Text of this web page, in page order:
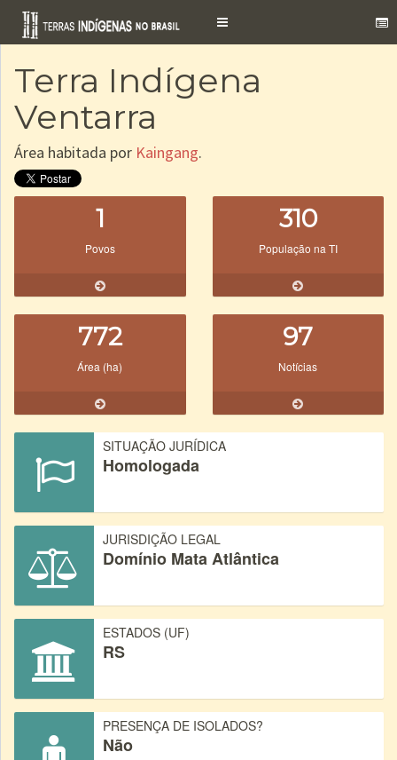
Toggle
Terra Indígena
Ventarra
Área habitada por Kaingang.
1
Povos
310
População na TI
772
Área (ha)
97
Notícias
SITUAÇÃO JURÍDICA
Homologada
JURISDIÇÃO LEGAL
Domínio Mata Atlântica
ESTADOS (UF)
RS
PRESENÇA DE ISOLADOS?
Não